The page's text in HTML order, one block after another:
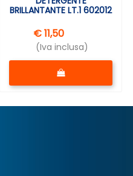
BRILLANTANTE LT.1 602012
€ 11,50
(Iva inclusa)
Quantità